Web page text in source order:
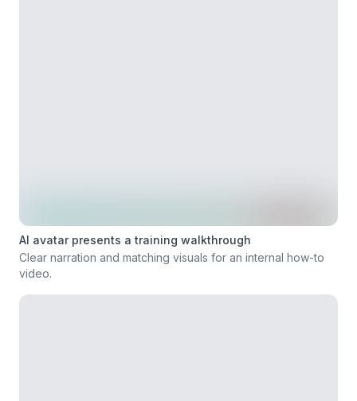
AI avatar presents a training walkthrough
Clear narration and matching visuals for an internal how-to
video.